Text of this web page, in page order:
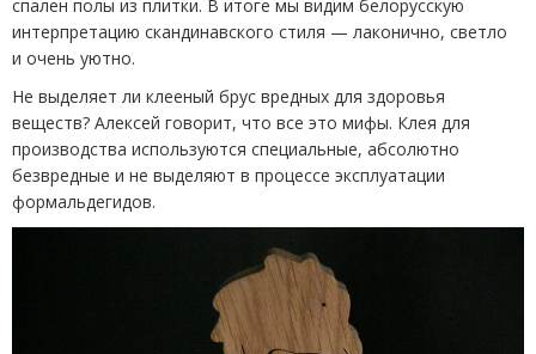
спален полы из плитки. В итоге мы видим белорусскую
интерпретацию скандинавского стиля — лаконично, светло
и очень уютно.
Не выделяет ли клееный брус вредных для здоровья
веществ? Алексей говорит, что все это мифы. Клея для
производства используются специальные, абсолютно
безвредные и не выделяют в процессе эксплуатации
формальдегидов.